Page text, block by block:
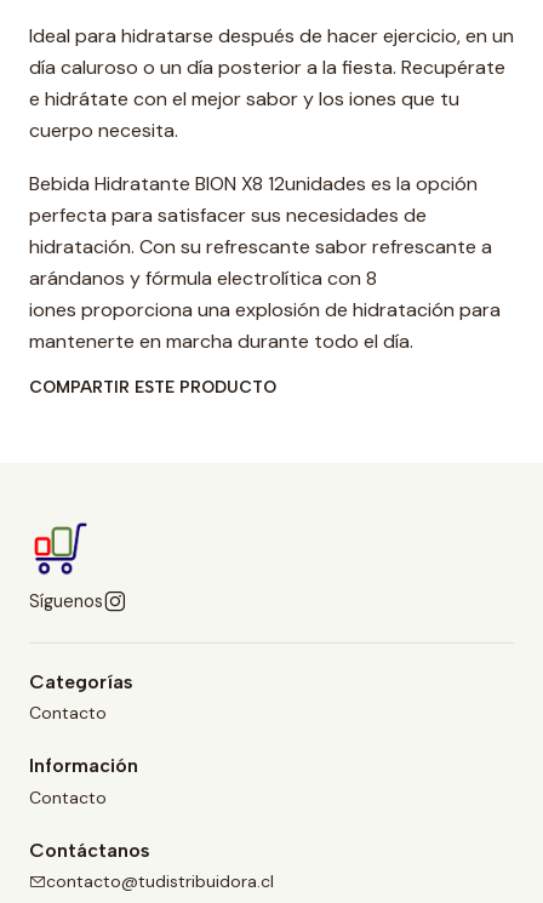
Ideal para hidratarse después de hacer ejercicio, en un
día caluroso o un día posterior a la fiesta. Recupérate
e hidrátate con el mejor sabor y los iones que tu
cuerpo necesita.
Bebida Hidratante BION X8 12unidades es la opción
perfecta para satisfacer sus necesidades de
hidratación. Con su refrescante sabor refrescante a
arándanos y fórmula electrolítica con 8
iones proporciona una explosión de hidratación para
mantenerte en marcha durante todo el día.
COMPARTIR ESTE PRODUCTO
Síguenos
Categorías
Contacto
Información
Contacto
Contáctanos
contacto@tudistribuidora.cl